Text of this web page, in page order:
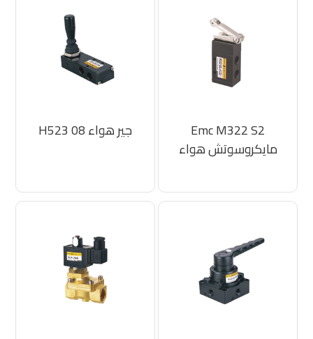
Emc M322 S2
مايكروسوتش هواء
جير هواء H523 08